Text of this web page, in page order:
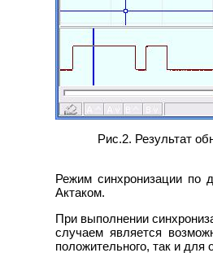
Рис.2. Результат
Режим синхронизации по
Актаком.
При выполнении
случаем является
положительного, так и для